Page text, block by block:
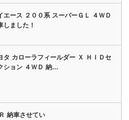
エース ２００系 スーパーＧＬ ４ＷＤ
しました！
タ カローラフィールダー Ｘ ＨＩＤセ
ション ４ＷＤ 納…
納車させてい